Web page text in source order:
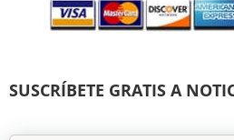
SUSCRÍBETE GRATIS A